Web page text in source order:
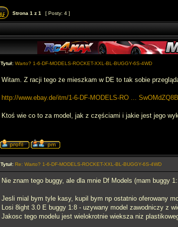
Strona 1 z 1 [ Posty: 4 ]
Tytuł: Warto? 1-6-DF-MODELS-ROCKET-XXL-BL-BUGGY-6S-4WD
Witam. Z racji tego że mieszkam w DE to tak sobie
http://www.ebay.de/itm/1-6-DF-MODELS-RO ...
Ktoś wie co to za model, jak z częściami i jakie jest jego
Tytuł: Re: Warto? 1-6-DF-MODELS-ROCKET-XXL-BL-BUGGY-6S-4WD
Nie znam tego buggy, ale dla mnie Df Models (mam buggy
Jesli mial bym tyle kasy, kupil bym np ostatnio oferowany
Losi 8ight 3.0 E buggy 1:8 - uzywany model zawodniczy z
Jakosc tego modelu jest wielokrotnie wieksza niz